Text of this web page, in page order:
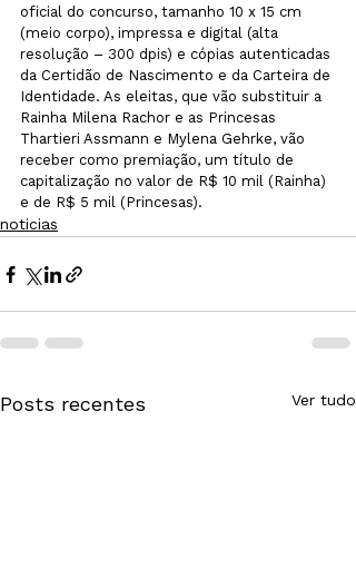
oficial do concurso, tamanho 10 x 15 cm
(meio corpo), impressa e digital (alta
resolução – 300 dpis) e cópias autenticadas
da Certidão de Nascimento e da Carteira de
Identidade. As eleitas, que vão substituir a
Rainha Milena Rachor e as Princesas
Thartieri Assmann e Mylena Gehrke, vão
receber como premiação, um título de
capitalização no valor de R$ 10 mil (Rainha)
e de R$ 5 mil (Princesas).
noticias
Posts recentes Ver tudo